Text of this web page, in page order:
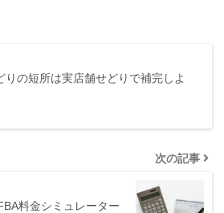
りの短所は実店舗せどりで補完しよ
次の記事
料金シミュレーター